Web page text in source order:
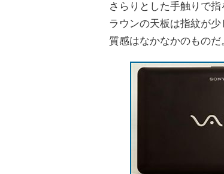
さらりとした手触りで
ラウンの天板は指紋が
質感はなかなかのものだ